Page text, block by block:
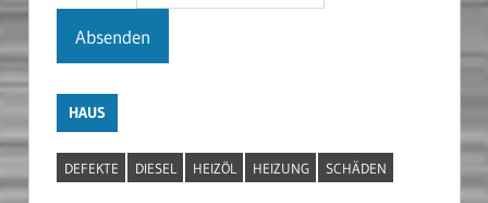
HAUS
DEFEKTE DIESEL HEIZÖL HEIZUNG SCHÄDEN